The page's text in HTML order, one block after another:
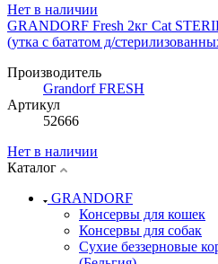
Нет в наличии
GRANDORF Fresh 2кг Cat
(утка с бататом д/
Производитель
Grandorf FRESH
Артикул
52666
Нет в наличии
Каталог
GRANDORF
Консервы для кошек
Консервы для собак
Сухие беззерновые